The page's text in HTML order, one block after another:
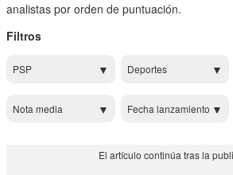
analistas por orden de puntuación.
Filtros
PSP Deportes
Nota media Fecha lanzamiento